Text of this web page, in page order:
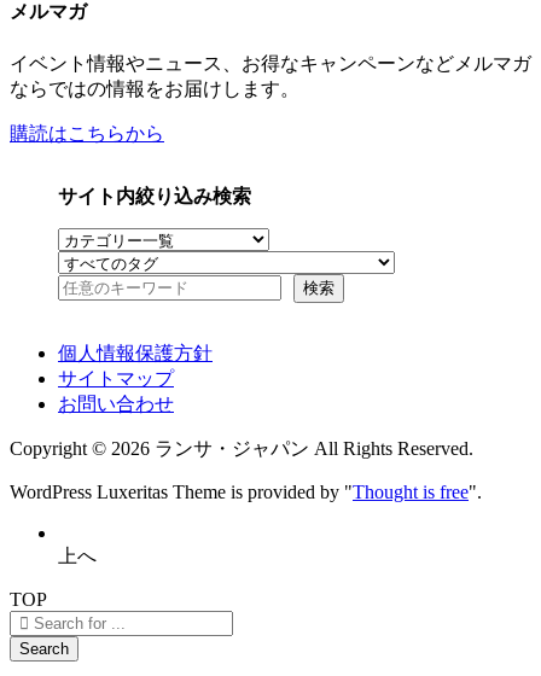
メルマガ
イベント情報やニュース、お得なキャンペーンなどメルマガ
ならではの情報をお届けします。
購読はこちらから
サイト内絞り込み検索
個人情報保護方針
サイトマップ
お問い合わせ
Copyright © 2026 ランサ・ジャパン All Rights Reserved.
WordPress Luxeritas Theme is provided by "Thought is free".
上へ
TOP